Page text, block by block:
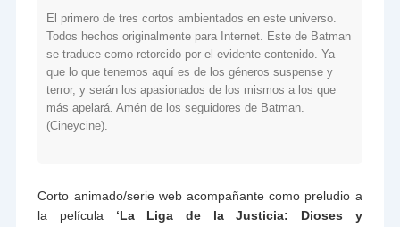
El primero de tres cortos ambientados en este universo.
Todos hechos originalmente para Internet. Este de Batman
se traduce como retorcido por el evidente contenido. Ya
que lo que tenemos aquí es de los géneros suspense y
terror, y serán los apasionados de los mismos a los que
más apelará. Amén de los seguidores de Batman.
(Cineycine).
Corto animado/serie web acompañante como preludio a
la película ‘La Liga de la Justicia: Dioses y